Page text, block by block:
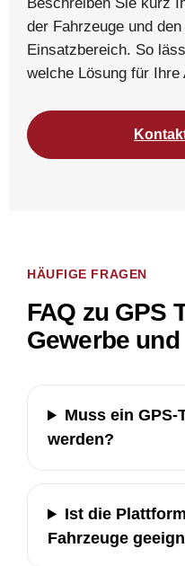
der Fahrzeuge und
Einsatzbereich. So
welche Lösung für
HÄUFIGE FRAGEN
FAQ zu GPS
Gewerbe
Muss ein
werden?
Ist die
Fahrzeuge